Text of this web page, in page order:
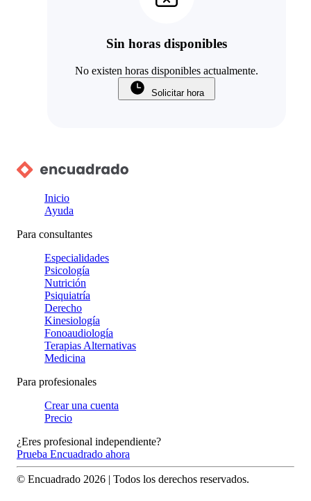
Sin horas disponibles
No existen horas disponibles actualmente.
Solicitar hora
Inicio
Ayuda
Para consultantes
Especialidades
Psicología
Nutrición
Psiquiatría
Derecho
Kinesiología
Fonoaudiología
Terapias Alternativas
Medicina
Para profesionales
Crear una cuenta
Precio
¿Eres profesional independiente?
Prueba Encuadrado ahora
© Encuadrado 2026 | Todos los derechos reservados.